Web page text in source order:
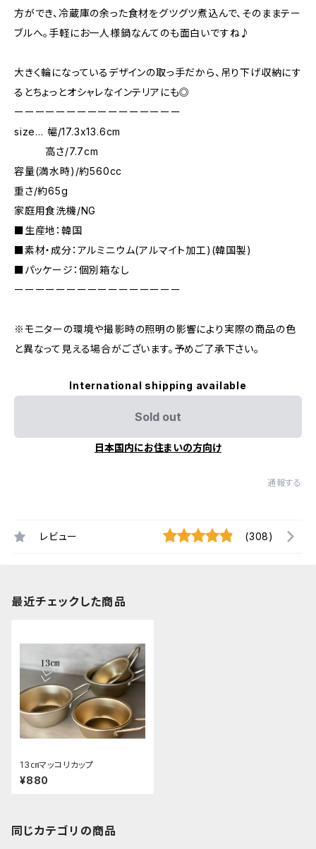
方ができ、冷蔵庫の余った食材をグツグツ煮込んで、そのままテー
ブルへ。手軽にお一人様鍋なんてのも面白いですね♪
大きく輪になっているデザインの取っ手だから、吊り下げ収納にす
るとちょっとオシャレなインテリアにも◎
ーーーーーーーーーーーーーーーー
size… 幅/17.3x13.6cm
高さ/7.7cm
容量(満水時)/約560cc
重さ/約65g
家庭用食洗機/NG
■生産地：韓国
■素材・成分：アルミニウム(アルマイト加工)(韓国製)
■パッケージ：個別箱なし
ーーーーーーーーーーーーーーーー
※モニターの環境や撮影時の照明の影響により実際の商品の色
と異なって見える場合がございます。予めご了承下さい。
International shipping available
Sold out
日本国内にお住まいの方向け
通報する
レビュー (308)
最近チェックした商品
13㎝マッコリカップ
¥880
同じカテゴリの商品